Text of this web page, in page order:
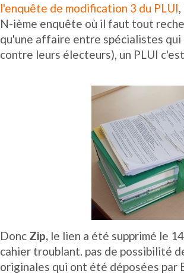
l'enquête de modification 3 du PLUI
N-ième enquête où il faut tout
qu'une affaire entre spécialistes qui
contre leurs électeurs), un PLUI
DoncZip, le lien a été supprimé le
cahier troublant. pas de possibilité
originales qui ont été déposées par